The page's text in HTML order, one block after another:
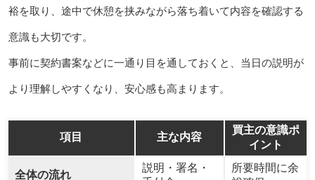
裕を取り、途中で休憩を挟みながら落ち着いて内容を確認する
意識も大切です。
事前に契約書案などに一通り目を通しておくと、当日の説明が
より理解しやすくなり、安心感も高まります。
項目 主な内容
買主の意識ポ
イント
全体の流れ
説明・署名・
所要時間に余